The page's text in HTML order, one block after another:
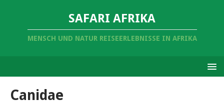
SAFARI AFRIKA
MENSCH UND NATUR REISEERLEBNISSE IN AFRIKA
Canidae